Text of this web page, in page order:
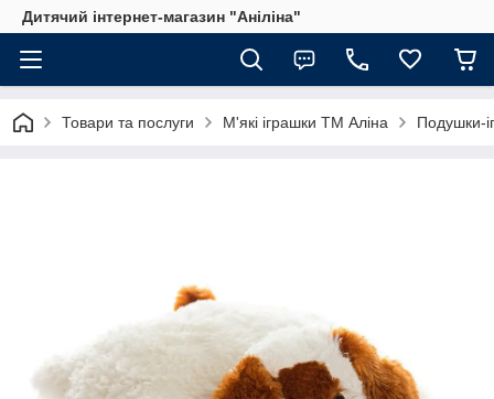
Дитячий інтернет-магазин "Аніліна"
Товари та послуги М'які іграшки ТМ Аліна Подушки-